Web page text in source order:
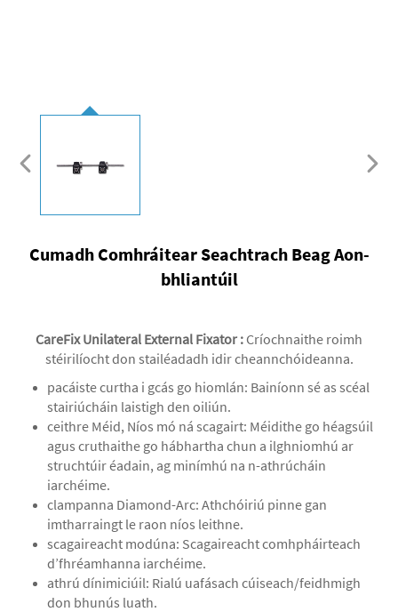
Cumadh Comhráitear Seachtrach Beag Aon-
bhliantúil
CareFix Unilateral External Fixator : Críochnaithe roimh
stéirilíocht don stailéadadh idir cheannchóideanna.
pacáiste curtha i gcás go hiomlán: Bainíonn sé as scéal
stairiúcháin laistigh den oiliún.
ceithre Méid, Níos mó ná scagairt: Méidithe go héagsúil
agus cruthaithe go hábhartha chun a ilghniomhú ar
struchtúir éadain, ag minímhú na n-athrúcháin
iarchéime.
clampanna Diamond-Arc: Athchóiriú pinne gan
imtharraingt le raon níos leithne.
scagaireacht modúna: Scagaireacht comhpháirteach
d’fhréamhanna iarchéime.
athrú dínimiciúil: Rialú uafásach cúiseach/feidhmigh
don bhunús luath.